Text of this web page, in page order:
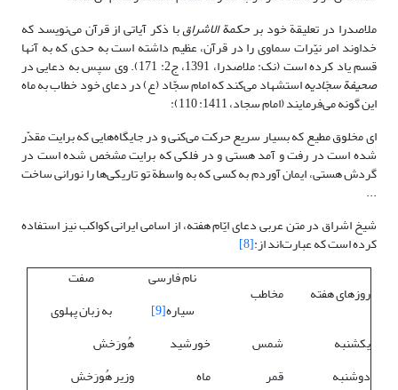
ملاصدرا در تعلیقة خود برحکمة الاشراقبا ذکر آیاتی از قرآن می‌نویسد که
خداوند امر نیّرات سماوی را در قرآن، عظیم داشته است به حدی که به آنها
قسم یاد کرده است (نک: ملاصدرا، 1391، ج2: 171). وی سپس به دعایی در
صحیفة سجّادیهاستشهاد می‌کند که امام سجّاد (ع) در دعای خود خطاب به ماه
این گونه می‌فرمایند (امام سجاد، 1411: 110):
ای مخلوق مطیع که بسیار سریع حرکت می‌کنی و در جایگاه‌هایی که برایت مقدّر
شده است در رفت و آمد هستی و در فلکی که برایت مشخص شده است در
گردش هستی، ایمان آوردم به کسی که به واسطة تو تاریکی‌ها را نورانی ساخت
...
شیخ اشراق در متن عربی دعای ایّام هفته، از اسامی ایرانی کواکب نیز استفاده
کرده است که عبارت‌اند از:[8]
روزهای هفته مخاطب
نام فارسی
سیاره[9]
صفت
به زبان پهلوی
یکشنبه
شمس خورشید
هُورَخش
دوشنبه
قمر ماه
وزیر هُورَخش